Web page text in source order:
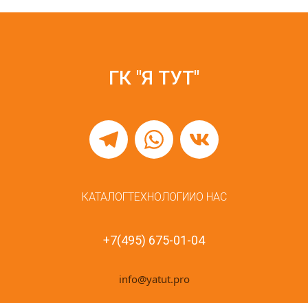
ГК "Я ТУТ"
КАТАЛОГТЕХНОЛОГИИО НАС
+7(495) 675-01-04
info@yatut.pro